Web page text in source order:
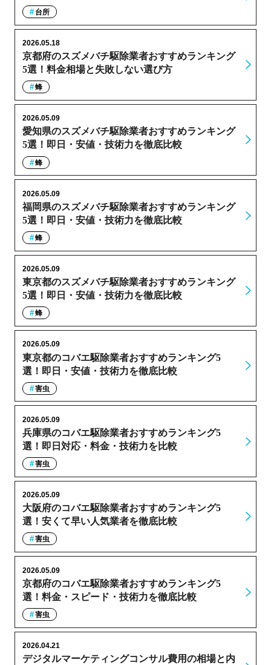
台所
京都府のスズメバチ駆除業者おすすめランキング
5選！料金相場と失敗しない選び方
2026.05.18
蜂
愛知県のスズメバチ駆除業者おすすめランキング
5選！即日・安値・技術力を徹底比較
2026.05.09
蜂
福岡県のスズメバチ駆除業者おすすめランキング
5選！即日・安値・技術力を徹底比較
2026.05.09
蜂
東京都のスズメバチ駆除業者おすすめランキング
5選！即日・安値・技術力を徹底比較
2026.05.09
蜂
東京都のコバエ駆除業者おすすめランキング5
選！即日・安値・技術力を徹底比較
2026.05.09
害虫
兵庫県のコバエ駆除業者おすすめランキング5
選！即日対応・料金・技術力を比較
2026.05.09
害虫
大阪府のコバエ駆除業者おすすめランキング5
選！安くて早い人気業者を徹底比較
2026.05.09
害虫
京都府のコバエ駆除業者おすすめランキング5
選！料金・スピード・技術力を徹底比較
2026.05.09
害虫
デジタルマーケティングコンサル費用の相場と内
2026.04.21